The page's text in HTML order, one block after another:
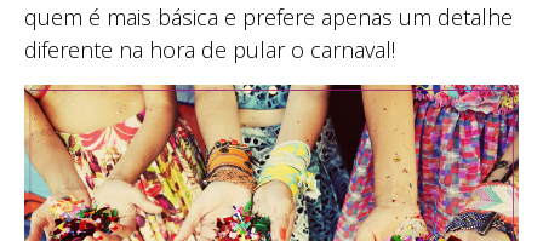
quem é mais básica e prefere apenas um detalhe
diferente na hora de pular o carnaval!